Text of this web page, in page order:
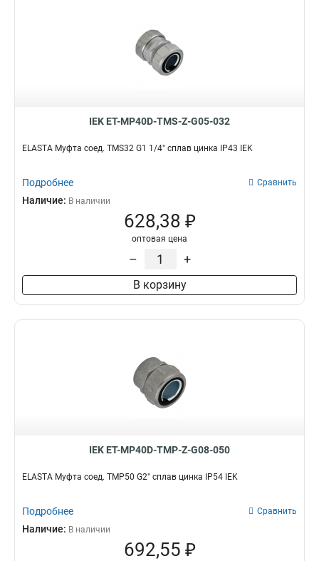
IEK ET-MP40D-TMS-Z-G05-032
ELASTA Муфта соед. TMS32 G1 1/4" сплав цинка IP43 IEK
Подробнее Сравнить
Наличие: В наличии
628,38 ₽
оптовая цена
– +
В корзину
IEK ET-MP40D-TMP-Z-G08-050
ELASTA Муфта соед. TMP50 G2" сплав цинка IP54 IEK
Подробнее Сравнить
Наличие: В наличии
692,55 ₽